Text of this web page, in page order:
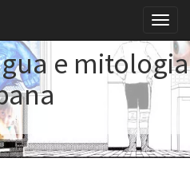
e mitologia